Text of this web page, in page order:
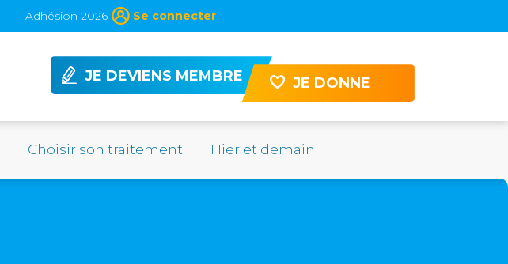
Adhésion 2026 Se connecter
JE DEVIENS MEMBRE JE DONNE
Choisir son traitement Hier et demain